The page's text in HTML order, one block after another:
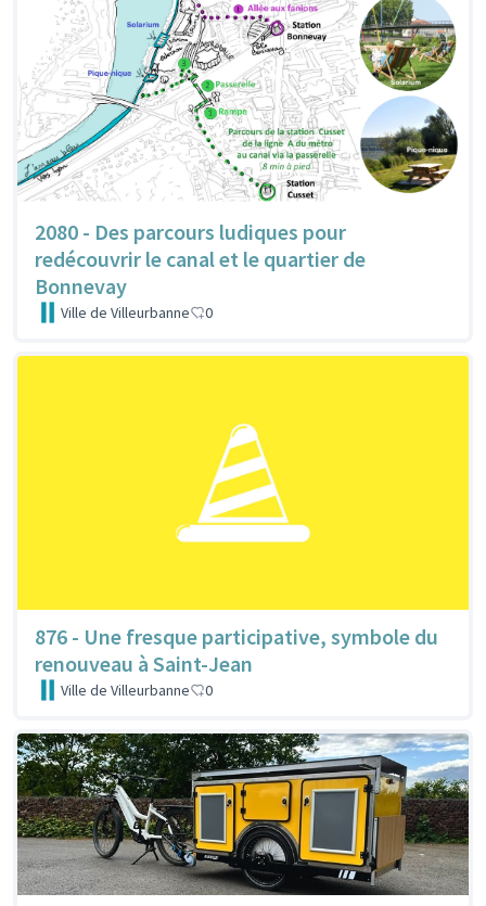
2080 - Des parcours ludiques pour
redécouvrir le canal et le quartier de
Bonnevay
Ville de Villeurbanne 0
876 - Une fresque participative, symbole du
renouveau à Saint-Jean
Ville de Villeurbanne 0